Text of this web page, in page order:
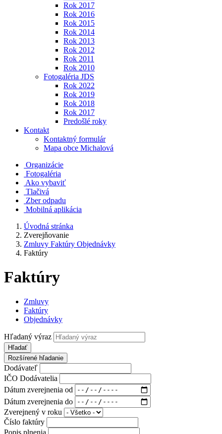
Rok 2017
Rok 2016
Rok 2015
Rok 2014
Rok 2013
Rok 2012
Rok 2011
Rok 2010
Fotogaléria JDS
Rok 2022
Rok 2019
Rok 2018
Rok 2017
Predošlé roky
Kontakt
Kontaktný formulár
Mapa obce Michalová
Organizácie
Fotogaléria
Ako vybaviť
Tlačivá
Zber odpadu
Mobilná aplikácia
Úvodná stránka
Zverejňovanie
Zmluvy Faktúry Objednávky
Faktúry
Faktúry
Zmluvy
Faktúry
Objednávky
Hľadaný výraz
Hľadať
Rozšírené hľadanie
Dodávateľ
IČO Dodávatelia
Dátum zverejnenia od
Dátum zverejnenia do
Zverejnený v roku
Číslo faktúry
Popis plnenia